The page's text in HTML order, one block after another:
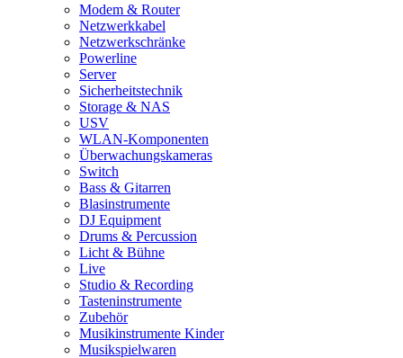
Modem & Router
Netzwerkkabel
Netzwerkschränke
Powerline
Server
Sicherheitstechnik
Storage & NAS
USV
WLAN-Komponenten
Überwachungskameras
Switch
Bass & Gitarren
Blasinstrumente
DJ Equipment
Drums & Percussion
Licht & Bühne
Live
Studio & Recording
Tasteninstrumente
Zubehör
Musikinstrumente Kinder
Musikspielwaren